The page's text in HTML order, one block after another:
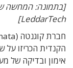
LeddarTech]
הקנדית הכריזו על
אימון ובדיקה של